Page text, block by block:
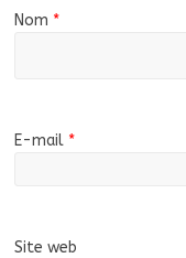
Nom *
E-mail *
Site web